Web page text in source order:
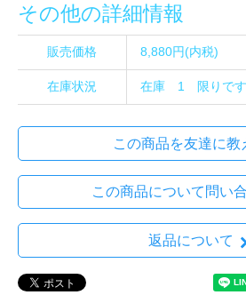
その他の詳細情報
販売価格 8,880円(内税)
在庫状況 在庫 1 限りです
この商品を友達に教
この商品について問い
返品について